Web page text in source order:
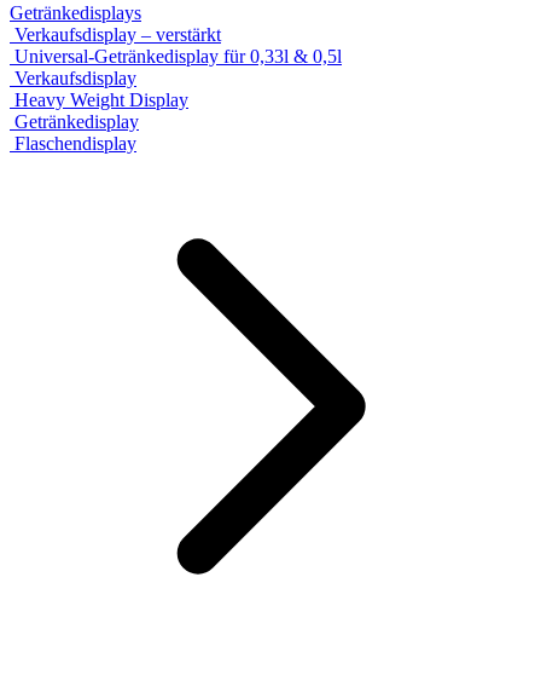
Getränkedisplays
Verkaufsdisplay – verstärkt
Universal-Getränkedisplay für 0,33l & 0,5l
Verkaufsdisplay
Heavy Weight Display
Getränkedisplay
Flaschendisplay